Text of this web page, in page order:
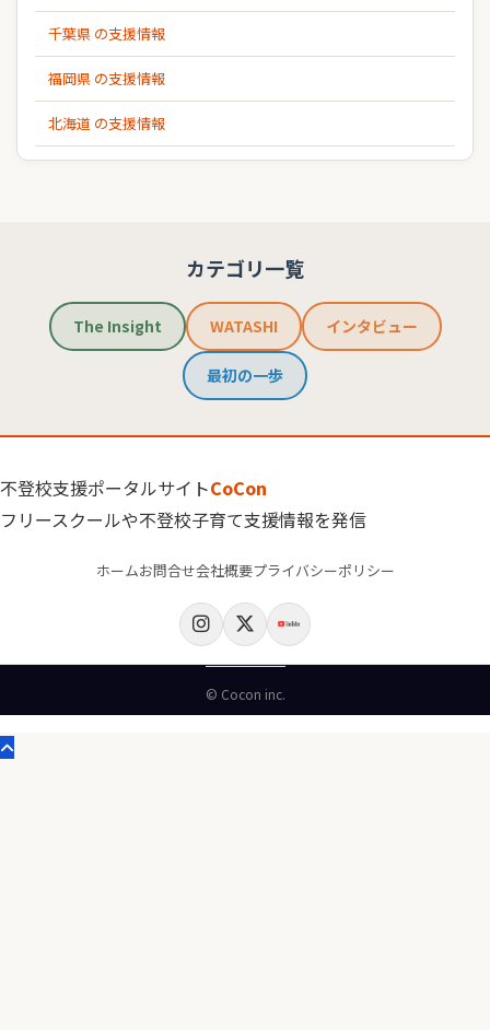
千葉県 の支援情報
福岡県 の支援情報
北海道 の支援情報
カテゴリ一覧
The Insight WATASHI インタビュー
最初の一歩
不登校支援ポータルサイトCoCon
フリースクールや不登校子育て支援情報を発信
ホームお問合せ会社概要プライバシーポリシー
© Cocon inc.